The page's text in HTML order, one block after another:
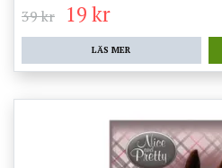
39 kr 19 kr
LÄS MER